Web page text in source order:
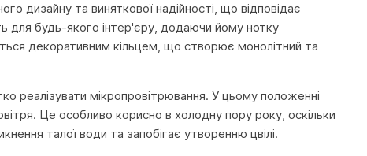
дизайну та виняткової надійності, що відповідає
для будь-якого інтер'єру, додаючи йому нотку
декоративним кільцем, що створює монолітний та
реалізувати мікропровітрювання. У цьому положенні
Це особливо корисно в холодну пору року, оскільки
талої води та запобігає утворенню цвілі.